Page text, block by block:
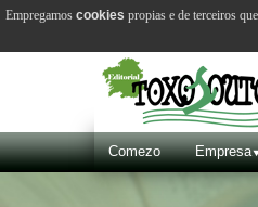
Comezo Empresa
Empregamos cookies propias e de terceiros